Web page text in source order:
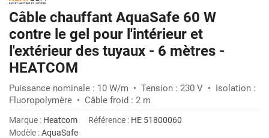
Câble chauffant AquaSafe 60 W
contre le gel pour l'intérieur et
l'extérieur des tuyaux - 6 mètres -
HEATCOM
Puissance nominale : 10 W/m • Tension : 230 V • Isolation :
Fluoropolymère • Câble froid : 2 m
Marque : Heatcom Référence : HE 51800060
Modèle :AquaSafe